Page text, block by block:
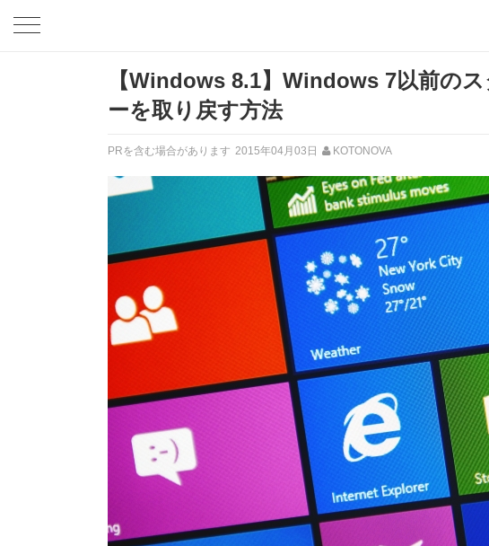
【Windows 8.1】Windows 7以前の
ーを取り戻す方法
PRを含む場合があります 2015年04月03日 KOTONOVA